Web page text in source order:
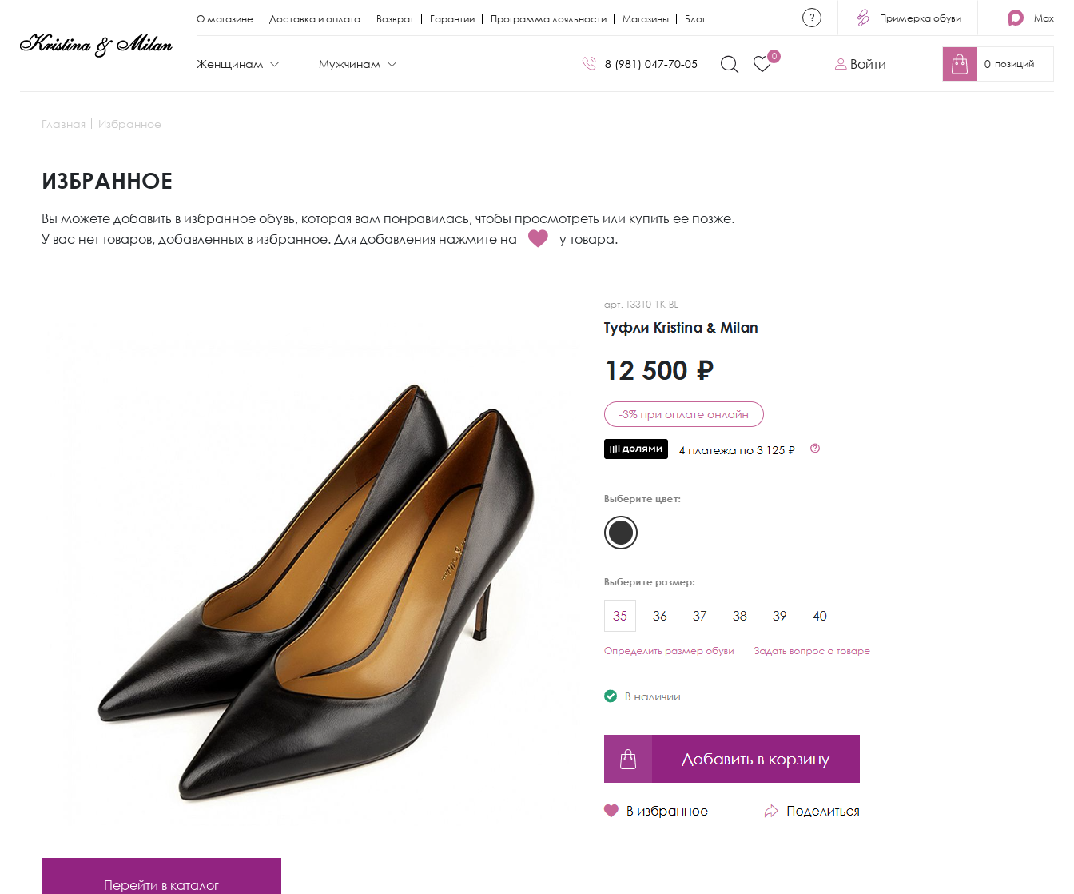
О магазине Доставка и оплата Возврат Гарантии Программа лояльности Магазины Блог Примерка обуви Max
Женщинам
Новая коллекция Ботфорты
Мюли
Полусапоги
Kristina Milan
Мужчинам
Новая коллекция Кеды Kristina Milan
8 (981) 047-70-05
0
Войти 0 позиций
Главная Избранное
ИЗБРАННОЕ
Вы можете добавить в избранное обувь, которая вам понравилась, чтобы просмотреть или купить ее позже.
У вас нет товаров, добавленных в избранное. Для добавления нажмите на
у товара.
Перейти в каталог